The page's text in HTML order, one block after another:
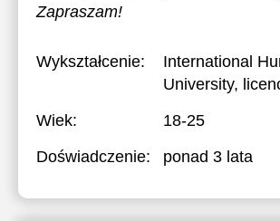
Zapraszam!
Wykształcenie:
International
University,
Wiek:
18-25
Doświadczenie:
ponad 3 lata